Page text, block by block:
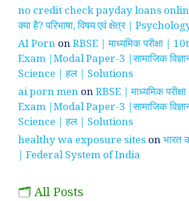
no credit check payday loans
क्या है? परिभाषा, विषय एवं क्षेत्र |
AI Porn onRBSE | माध्यमिक परीक्षा |
Exam |Modal Paper-3 |सामाजिक
Science | हल | Solutions
ai porn men onRBSE | माध्यमिक
Exam |Modal Paper-3 |सामाजिक
Science | हल | Solutions
healthy wa exposure sites onभारत
| Federal System of India
🗂️ All Posts